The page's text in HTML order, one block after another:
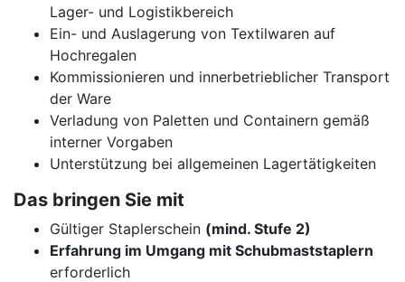
Lager- und Logistikbereich
Ein- und Auslagerung von Textilwaren auf
Hochregalen
Kommissionieren und innerbetrieblicher Transport
der Ware
Verladung von Paletten und Containern gemäß
interner Vorgaben
Unterstützung bei allgemeinen Lagertätigkeiten
Das bringen Sie mit
Gültiger Staplerschein (mind. Stufe 2)
Erfahrung im Umgang mit Schubmaststaplern
erforderlich